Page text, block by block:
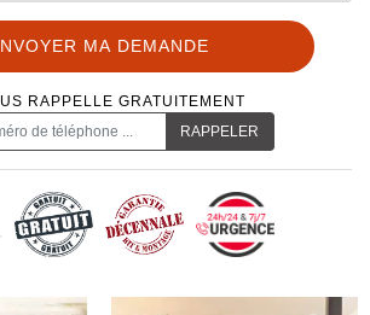
RAPPELLE GRATUITEMENT